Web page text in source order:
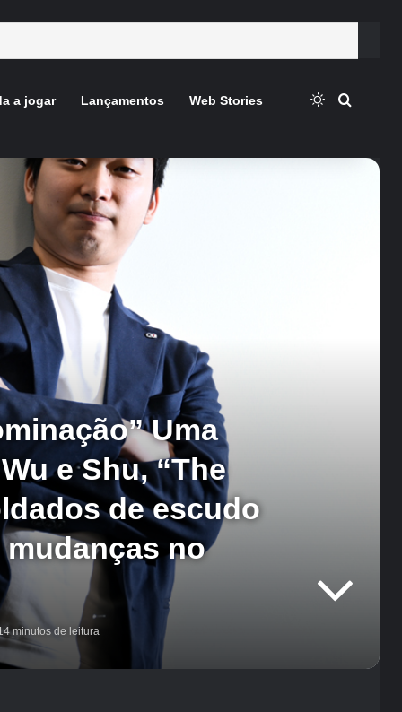
a jogar Lançamentos Web Stories Switch skin
Uma
e Shu, “The
de escudo
no
minutos de leitura